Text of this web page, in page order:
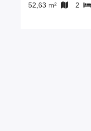
52,63 m² 2